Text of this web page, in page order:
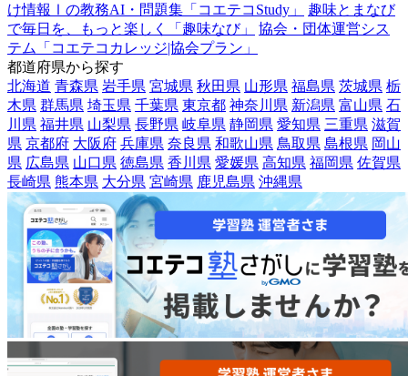
け情報Ⅰの教務AI・問題集「コエテコStudy」
趣味とまなび
で毎日を、もっと楽しく「趣味なび」
協会・団体運営シス
テム「コエテコカレッジ|協会プラン」
都道府県から探す
北海道 青森県 岩手県 宮城県 秋田県 山形県 福島県 茨城県 栃
木県 群馬県 埼玉県 千葉県 東京都 神奈川県 新潟県 富山県 石
川県 福井県 山梨県 長野県 岐阜県 静岡県 愛知県 三重県 滋賀
県 京都府 大阪府 兵庫県 奈良県 和歌山県 鳥取県 島根県 岡山
県 広島県 山口県 徳島県 香川県 愛媛県 高知県 福岡県 佐賀県
長崎県 熊本県 大分県 宮崎県 鹿児島県 沖縄県